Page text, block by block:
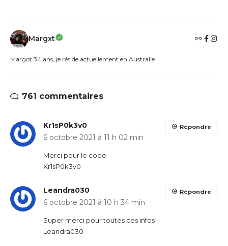
Margxt
Margot 34 ans, je réside actuellement en Australie !
761 commentaires
Kr1sP0k3v0
6 octobre 2021 à 11 h 02 min
Merci pour le code
Kr1sP0k3v0
Répondre
Leandra030
6 octobre 2021 à 10 h 34 min
Super merci pour toutes ces infos
Leandra030
Répondre